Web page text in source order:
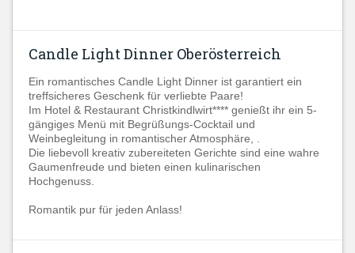
Candle Light Dinner Oberösterreich
Ein romantisches Candle Light Dinner ist garantiert ein
treffsicheres Geschenk für verliebte Paare!
Im Hotel & Restaurant Christkindlwirt**** genießt ihr ein 5-
gängiges Menü mit Begrüßungs-Cocktail und
Weinbegleitung in romantischer Atmosphäre, .
Die liebevoll kreativ zubereiteten Gerichte sind eine wahre
Gaumenfreude und bieten einen kulinarischen
Hochgenuss.
Romantik pur für jeden Anlass!